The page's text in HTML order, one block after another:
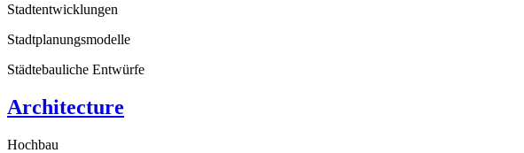
Stadtentwicklungen
Stadtplanungsmodelle
Städtebauliche Entwürfe
Architecture
Hochbau